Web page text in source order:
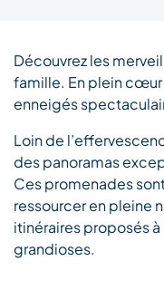
Découvrez les
famille. En plein cœur
enneigés
Loin de
des panoramas
Ces promenades
ressourcer en pleine
itinéraires proposés
grandioses.